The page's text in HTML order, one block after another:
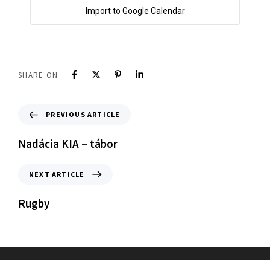
Import to Google Calendar
SHARE ON
PREVIOUS ARTICLE
Nadácia KIA – tábor
NEXT ARTICLE
Rugby